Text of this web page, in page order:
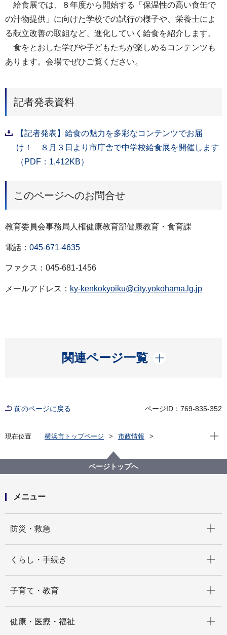
給食展では、８年度から開始する「保温性の高い食缶で
の汁物提供」に向けた学校での試行の様子や、栄養士によ
る献立改善の取組など、進化していく給食を紹介します。
食をとおした学びや子どもたちが楽しめるコンテンツも
あります。会場でぜひご覧ください。
記者発表資料
【記者発表】給食の魅力を多彩なコンテンツでお届
け！ ８月３日より市庁舎で中学校給食展を開催します
（PDF：1,412KB）
このページへのお問合せ
教育委員会事務局人権健康教育部健康教育・食育課
電話： 045-671-4635
ファクス：045-681-1456
メールアドレス： ky-kenkokyoiku@city.yokohama.lg.jp
関連ページ一覧
開く
前のページに戻る ページID：769-835-352
現在位置 横浜市トップページ
市政情報
記者発表 2024年度
給食の魅力を多彩なコンテンツでお届け！ ８月３日
より市庁舎で中学校給食展を開催します
現在
ページトップへ
メニュー
防災・救急
くらし・手続き
子育て・教育
健康・医療・福祉